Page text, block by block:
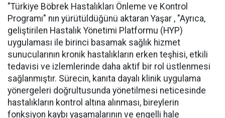
"Türkiye Böbrek Hastalıkları Önleme ve Kontrol
Programı" nın yürütüldüğünü aktaran Yaşar , "Ayrıca,
geliştirilen Hastalık Yönetimi Platformu (HYP)
uygulaması ile birinci basamak sağlık hizmet
sunucularının kronik hastalıkların erken teşhisi, etkili
tedavisi ve izlemlerinde daha aktif bir rol üstlenmesi
sağlanmıştır. Sürecin, kanıta dayalı klinik uygulama
yönergeleri doğrultusunda yönetilmesi neticesinde
hastalıkların kontrol altına alınması, bireylerin
fonksiyon kaybı yaşamalarının ve engelli hale